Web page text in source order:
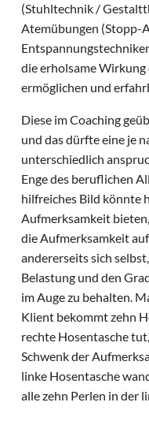
(Stuhltechnik /
Atemübungen (Stopp-
die erholsame
ermöglichen und
Diese im Coaching
und das dürfte eine je
unterschiedlich
Enge des beruflichen
hilfreiches Bild könnte
Aufmerksamkeit
die Aufmerksamkeit
andererseits sich
Belastung und den
im Auge zu behalten.
Klient bekommt zehn
rechte Hosentasche
Schwenk der
linke Hosentasche
alle zehn Perlen in der